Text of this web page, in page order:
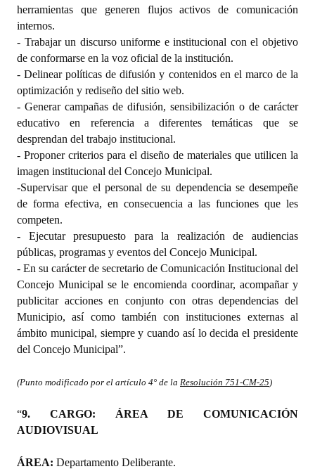
herramientas que generen flujos activos de comunicación
internos.
- Trabajar un discurso uniforme e institucional con el objetivo
de conformarse en la voz oficial de la institución.
- Delinear políticas de difusión y contenidos en el marco de la
optimización y rediseño del sitio web.
- Generar campañas de difusión, sensibilización o de carácter
educativo en referencia a diferentes temáticas que se
desprendan del trabajo institucional.
- Proponer criterios para el diseño de materiales que utilicen la
imagen institucional del Concejo Municipal.
-Supervisar que el personal de su dependencia se desempeñe
de forma efectiva, en consecuencia a las funciones que les
competen.
- Ejecutar presupuesto para la realización de audiencias
públicas, programas y eventos del Concejo Municipal.
- En su carácter de secretario de Comunicación Institucional del
Concejo Municipal se le encomienda coordinar, acompañar y
publicitar acciones en conjunto con otras dependencias del
Municipio, así como también con instituciones externas al
ámbito municipal, siempre y cuando así lo decida el presidente
del Concejo Municipal”.
(Punto modificado por el artículo 4° de la Resolución 751-CM-25)
“9. CARGO: ÁREA DE COMUNICACIÓN
AUDIOVISUAL
ÁREA: Departamento Deliberante.